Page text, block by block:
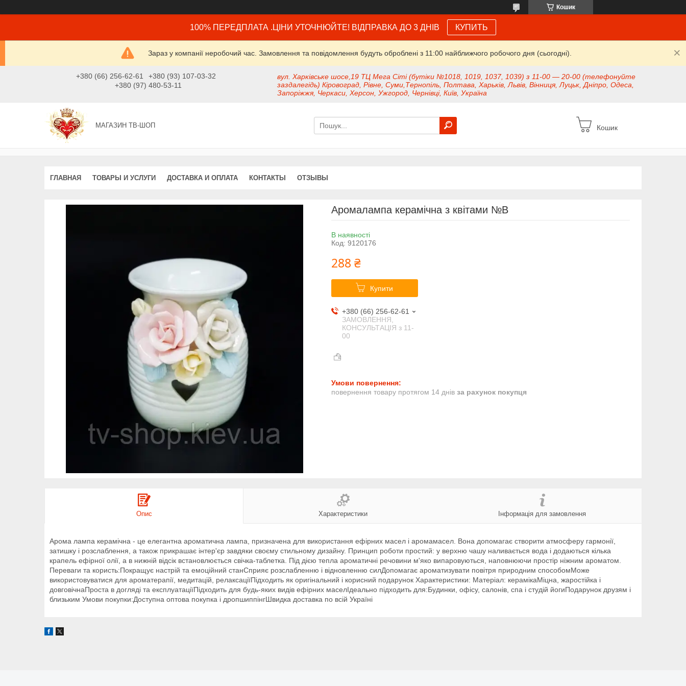
Кошик
100% ПЕРЕДПЛАТА .ЦІНИ УТОЧНЮЙТЕ! ВІДПРАВКА ДО 3 ДНІВ КУПИТЬ
Зараз у компанії неробочий час. Замовлення та повідомлення будуть оброблені з 11:00 найближчого робочого дня (сьогодні).
+380 (66) 256-62-61
+380 (93) 107-03-32
+380 (97) 480-53-11
вул. Харківське шосе,19 ТЦ Мега Сіті (бутіки №1018, 1019, 1037, 1039) з 11-00 — 20-00 (телефонуйте
заздалегідь) Кіровоград, Рівне, Суми,Тернопіль, Полтава, Харьків, Львів, Вінниця, Луцьк, Дніпро, Одеса,
Запоріжжя, Черкаси, Херсон, Ужгород, Чернівці, Київ, Україна
МАГАЗИН ТВ-ШОП Кошик
ГЛАВНАЯ ТОВАРЫ И УСЛУГИ ДОСТАВКА И ОПЛАТА КОНТАКТЫ ОТЗЫВЫ
Аромалампа керамічна з квітами №В
В наявності
Код: 9120176
288 ₴
Купити
+380 (66) 256-62-61
ЗАМОВЛЕННЯ,
КОНСУЛЬТАЦІЯ з 11-
00
повернення товару протягом 14 днів за рахунок покупця
Опис Характеристики Інформація для замовлення
Арома лампа керамічна - це елегантна ароматична лампа, призначена для використання ефірних масел і аромамасел. Вона допомагає створити атмосферу гармонії,
затишку і розслаблення, а також прикрашає інтер'єр завдяки своєму стильному дизайну. Принцип роботи простий: у верхню чашу наливається вода і додаються кілька
крапель ефірної олії, а в нижній відсік встановлюється свічка-таблетка. Під дією тепла ароматичні речовини м'яко випаровуються, наповнюючи простір ніжним ароматом.
Переваги та користь:Покращує настрій та емоційний станСприяє розслабленню і відновленню силДопомагає ароматизувати повітря природним способомМоже
використовуватися для ароматерапії, медитацій, релаксаціїПідходить як оригінальний і корисний подарунок Характеристики: Матеріал: керамікаМіцна, жаростійка і
довговічнаПроста в догляді та експлуатаціїПідходить для будь-яких видів ефірних маселІдеально підходить для:Будинки, офісу, салонів, спа і студій йогиПодарунок друзям і
близьким Умови покупки:Доступна оптова покупка і дропшиппінгШвидка доставка по всій Україні